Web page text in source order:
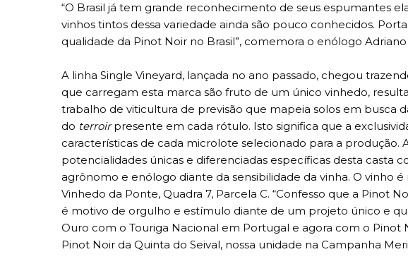
“O Brasil já tem grande reconhecimento de seus espumantes
vinhos tintos dessa variedade ainda são pouco conhecidos.
qualidade da Pinot Noir no Brasil”, comemora o enólogo
A linha Single Vineyard, lançada no ano passado, chegou
que carregam esta marca são fruto de um único vinhedo,
trabalho de viticultura de previsão que mapeia solos em busca
do terroirpresente em cada rótulo. Isto significa que a
características de cada microlote selecionado para a produção.
potencialidades únicas e diferenciadas específicas desta casta
agrônomo e enólogo diante da sensibilidade da vinha. O vinho
Vinhedo da Ponte, Quadra 7, Parcela C. “Confesso que a Pinot
é motivo de orgulho e estímulo diante de um projeto único e
Ouro com o Touriga Nacional em Portugal e agora com o Pinot
Pinot Noir da Quinta do Seival, nossa unidade na Campanha